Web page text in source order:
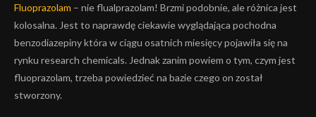
Fluoprazolam – nie flualprazolam! Brzmi podobnie, ale różnica jest
kolosalna. Jest to naprawdę ciekawie wyglądająca pochodna
benzodiazepiny która w ciągu osatnich miesięcy pojawiła się na
rynku research chemicals. Jednak zanim powiem o tym, czym jest
fluoprazolam, trzeba powiedzieć na bazie czego on został
stworzony.